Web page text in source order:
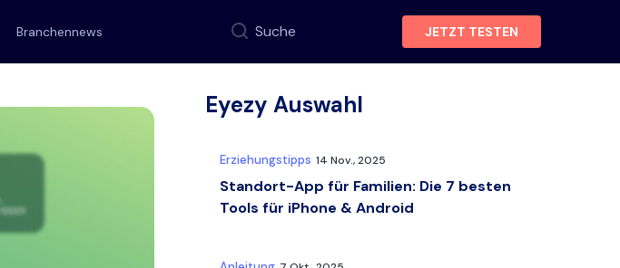
Branchennews Suche JETZT TESTEN
Eyezy Auswahl
Erziehungstipps 14 Nov., 2025
Standort-App für Familien: Die 7 besten
Tools für iPhone & Android